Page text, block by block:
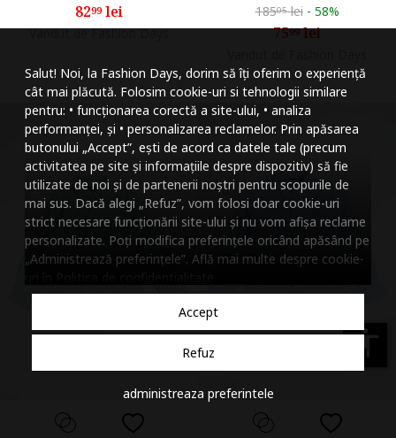
Salut! Noi, la Fashion Days, dorim să îți oferim o experiență
cât mai plăcută. Folosim cookie-uri si tehnologii similare
pentru: • funcționarea corectă a site-ului, • analiza
performanței, și • personalizarea reclamelor. Prin apăsarea
butonului „Accept”, ești de acord ca datele tale (precum
activitatea pe site și informațiile despre dispozitiv) să fie
utilizate de noi și de partenerii noștri pentru scopurile de
mai sus. Dacă alegi „Refuz”, vom folosi doar cookie-uri
strict necesare funcționării site-ului și nu vom afișa reclame
personalizate. Poți modifica preferințele oricând apăsând pe
„Administrează preferințele”. Află mai multe despre cookie-
Accept
Refuz
administreaza preferintele
8299lei
Vandut de Fashion Days
18505lei - 58%
7599lei
accessibility
Micsoreaza
Mareste spatierea
Micsoreaza
Mareste inaltimea
Micsoreaza
Inverseaza culorile
Nuante de gri
Cursor mare